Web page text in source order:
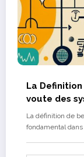
La
voute des
La définition de
fondamental